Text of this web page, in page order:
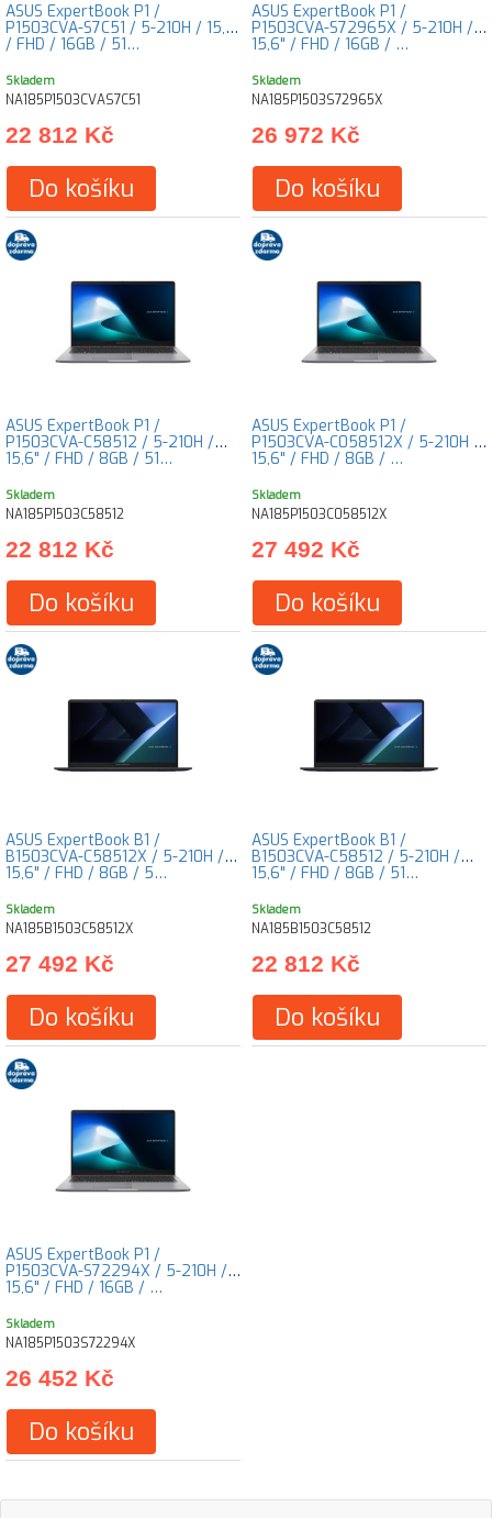
ASUS ExpertBook P1 /
P1503CVA-S7C51 / 5-210H / 15,6"
/ FHD / 16GB / 51…
Skladem
NA185P1503CVAS7C51
22 812 Kč
Do košíku
ASUS ExpertBook P1 /
P1503CVA-S72965X / 5-210H /
15,6" / FHD / 16GB / …
Skladem
NA185P1503S72965X
26 972 Kč
Do košíku
ASUS ExpertBook P1 /
P1503CVA-C58512 / 5-210H /
15,6" / FHD / 8GB / 51…
Skladem
NA185P1503C58512
22 812 Kč
Do košíku
ASUS ExpertBook P1 /
P1503CVA-C058512X / 5-210H /
15,6" / FHD / 8GB / …
Skladem
NA185P1503C058512X
27 492 Kč
Do košíku
ASUS ExpertBook B1 /
B1503CVA-C58512X / 5-210H /
15,6" / FHD / 8GB / 5…
Skladem
NA185B1503C58512X
27 492 Kč
Do košíku
ASUS ExpertBook B1 /
B1503CVA-C58512 / 5-210H /
15,6" / FHD / 8GB / 51…
Skladem
NA185B1503C58512
22 812 Kč
Do košíku
ASUS ExpertBook P1 /
P1503CVA-S72294X / 5-210H /
15,6" / FHD / 16GB / …
Skladem
NA185P1503S72294X
26 452 Kč
Do košíku